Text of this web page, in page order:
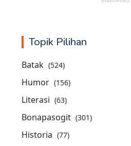
Topik Pilihan
Batak (524)
Humor (156)
Literasi (63)
Bonapasogit (301)
Historia (77)